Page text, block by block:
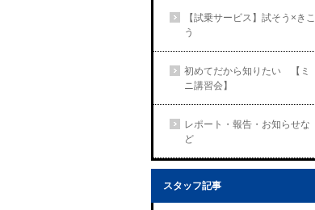
【試乗サービス】試そう×きこ
う
初めてだから知りたい 【ミ
ニ講習会】
レポート・報告・お知らせな
ど
スタッフ記事